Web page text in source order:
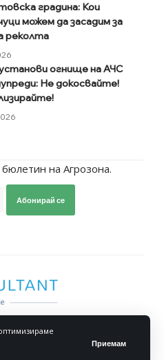
Приемам
градина: Кои
можем да засадим за
реколта
огнище на АЧС
Не докосвайте!
на Агрозона.
Абонирай се